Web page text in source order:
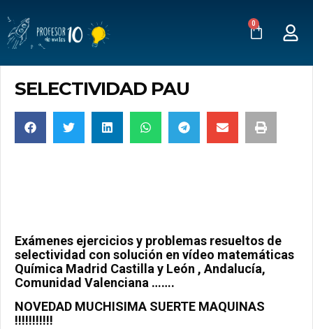
0
SELECTIVIDAD PAU
Exámenes ejercicios y problemas resueltos de
selectividad con solución en vídeo matemáticas
Química Madrid Castilla y León , Andalucía,
Comunidad Valenciana …….
NOVEDAD MUCHISIMA SUERTE MAQUINAS
!!!!!!!!!!!